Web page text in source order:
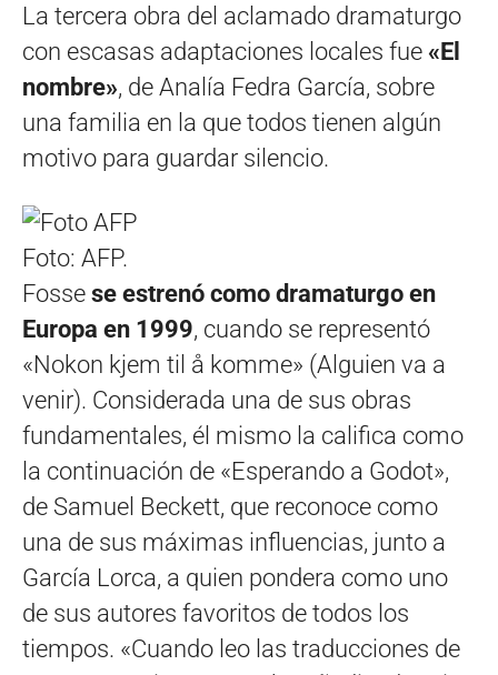
La tercera obra del aclamado dramaturgo
con escasas adaptaciones locales fue «El
nombre», de Analía Fedra García, sobre
una familia en la que todos tienen algún
motivo para guardar silencio.
Foto: AFP.
Fosse se estrenó como dramaturgo en
Europa en 1999, cuando se representó
«Nokon kjem til å komme» (Alguien va a
venir). Considerada una de sus obras
fundamentales, él mismo la califica como
la continuación de «Esperando a Godot»,
de Samuel Beckett, que reconoce como
una de sus máximas influencias, junto a
García Lorca, a quien pondera como uno
de sus autores favoritos de todos los
tiempos. «Cuando leo las traducciones de